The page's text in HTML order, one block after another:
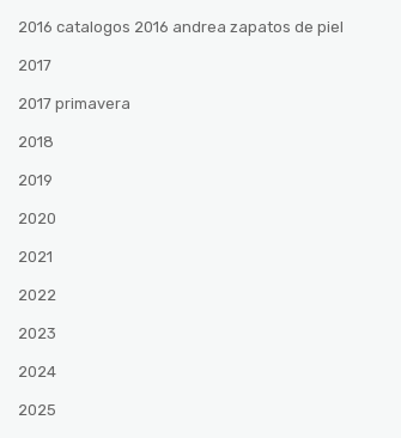
2016 catalogos 2016 andrea zapatos de piel
2017
2017 primavera
2018
2019
2020
2021
2022
2023
2024
2025